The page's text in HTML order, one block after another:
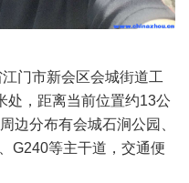
门市新会区会城街道工
处，距离当前位置约13公
边分布有会城石涧公园、
G240等主干道，交通便